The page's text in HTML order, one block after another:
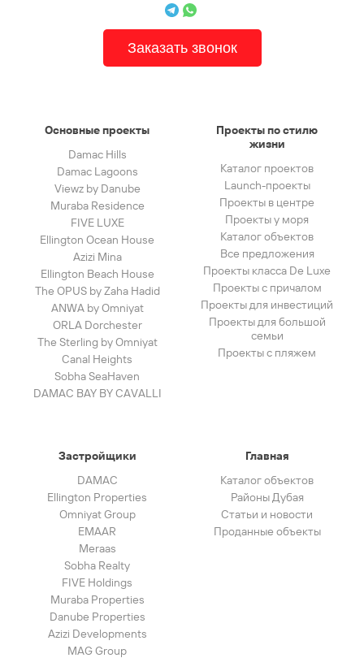
Основные проекты
Damac Hills
Damac Lagoons
Viewz by Danube
Muraba Residence
FIVE LUXE
Ellington Ocean House
Azizi Mina
Ellington Beach House
The OPUS by Zaha Hadid
ANWA by Omniyat
ORLA Dorchester
The Sterling by Omniyat
Canal Heights
Sobha SeaHaven
DAMAC BAY BY CAVALLI
Проекты по стилю
жизни
Каталог проектов
Launch-проекты
Проекты в центре
Проекты у моря
Каталог объектов
Все предложения
Проекты класса De Luxe
Проекты с причалом
Проекты для инвестиций
Проекты для большой
семьи
Проекты с пляжем
Застройщики
DAMAC
Ellington Properties
Omniyat Group
EMAAR
Meraas
Sobha Realty
FIVE Holdings
Muraba Properties
Danube Properties
Azizi Developments
MAG Group
Главная
Каталог объектов
Районы Дубая
Статьи и новости
Проданные объекты
Заказать звонок